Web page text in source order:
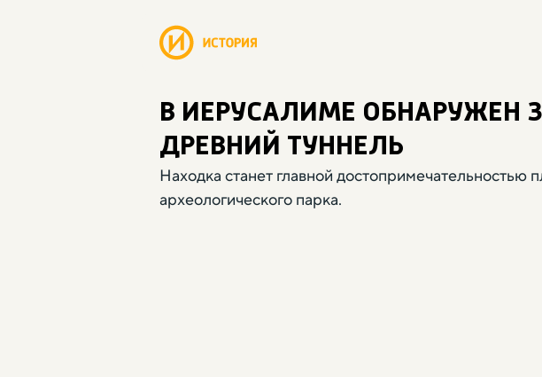
В ИЕРУСАЛИМЕ ОБНАРУЖЕН
ДРЕВНИЙ ТУННЕЛЬ
Находка станет главной достопримечательностью
археологического парка.